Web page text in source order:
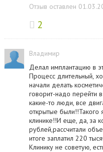
Отзыв оставлен
2
Владимир
Делал имплантацию в
Процесс длительный,
начали делать
говорит-надо перейти
какие-то люди, все
открытые
клинике!!И еще, да, за
рублей,рассчитали
итоге заплатил 220
Клинику не советую,